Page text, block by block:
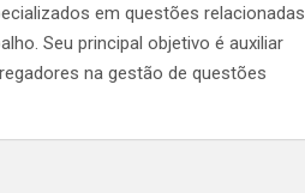
em questões relacionadas
Seu principal objetivo é auxiliar
na gestão de questões